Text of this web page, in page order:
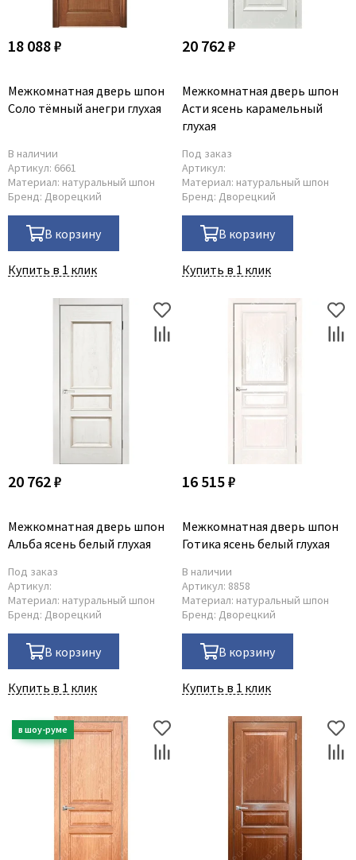
18 088 ₽
Межкомнатная дверь шпон
Соло тёмный анегри глухая
В наличии
Артикул: 6661
Материал: натуральный шпон
Бренд: Дворецкий
В корзину
Купить в 1 клик
20 762 ₽
Межкомнатная дверь шпон
Асти ясень карамельный
глухая
Под заказ
Артикул:
Материал: натуральный шпон
Бренд: Дворецкий
В корзину
Купить в 1 клик
20 762 ₽
Межкомнатная дверь шпон
Альба ясень белый глухая
Под заказ
Артикул:
Материал: натуральный шпон
Бренд: Дворецкий
В корзину
Купить в 1 клик
16 515 ₽
Межкомнатная дверь шпон
Готика ясень белый глухая
В наличии
Артикул: 8858
Материал: натуральный шпон
Бренд: Дворецкий
В корзину
Купить в 1 клик